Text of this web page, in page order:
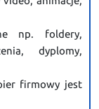
np. foldery,
dyplomy,
firmowy jest